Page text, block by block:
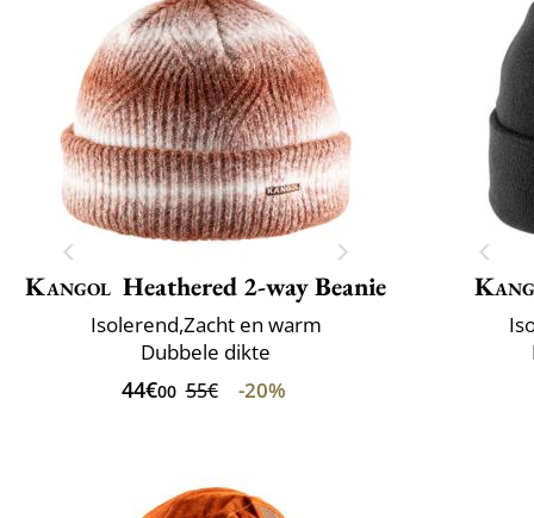
Kangol Heathered 2-way Beanie
Isolerend,Zacht en warm
Dubbele dikte
44€00 55€ -20%